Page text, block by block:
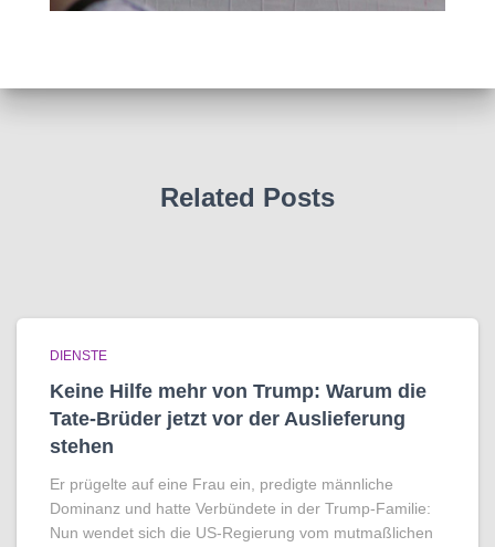
Related Posts
DIENSTE
Keine Hilfe mehr von Trump: Warum die
Tate-Brüder jetzt vor der Auslieferung
stehen
Er prügelte auf eine Frau ein, predigte männliche
Dominanz und hatte Verbündete in der Trump-Familie:
Nun wendet sich die US-Regierung vom mutmaßlichen